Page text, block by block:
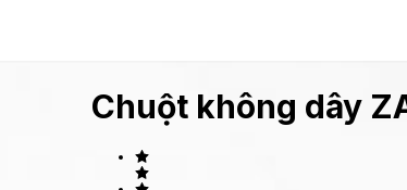
Chuột không dây